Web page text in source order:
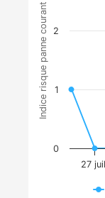
Indice risque panne courant
27
0
1
2